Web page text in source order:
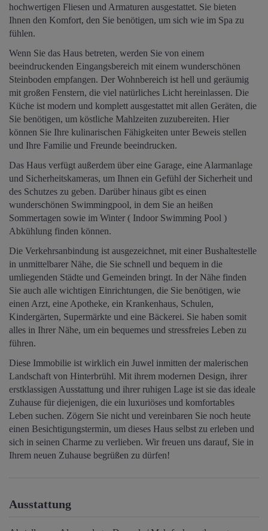
hochwertigen Fliesen und Armaturen ausgestattet. Sie bieten
Ihnen den Komfort, den Sie benötigen, um sich wie im Spa zu
fühlen.
Wenn Sie das Haus betreten, werden Sie von einem
beeindruckenden Eingangsbereich mit einem wunderschönen
Steinboden empfangen. Der Wohnbereich ist hell und geräumig
mit großen Fenstern, die viel natürliches Licht hereinlassen. Die
Küche ist modern und komplett ausgestattet mit allen Geräten, die
Sie benötigen, um köstliche Mahlzeiten zuzubereiten. Hier
können Sie Ihre kulinarischen Fähigkeiten unter Beweis stellen
und Ihre Familie und Freunde beeindrucken.
Das Haus verfügt außerdem über eine Garage, eine Alarmanlage
und Sicherheitskameras, um Ihnen ein Gefühl der Sicherheit und
des Schutzes zu geben. Darüber hinaus gibt es einen
wunderschönen Swimmingpool, in dem Sie an heißen
Sommertagen sowie im Winter ( Indoor Swimming Pool )
Abkühlung finden können.
Die Verkehrsanbindung ist ausgezeichnet, mit einer Bushaltestelle
in unmittelbarer Nähe, die Sie schnell und bequem in die
umliegenden Städte und Gemeinden bringt. In der Nähe finden
Sie auch alle wichtigen Einrichtungen, die Sie benötigen, wie
einen Arzt, eine Apotheke, ein Krankenhaus, Schulen,
Kindergärten, Supermärkte und eine Bäckerei. Sie haben somit
alles in Ihrer Nähe, um ein bequemes und stressfreies Leben zu
führen.
Diese Immobilie ist wirklich ein Juwel inmitten der malerischen
Landschaft von Hinterbrühl. Mit ihrem modernen Design, ihrer
erstklassigen Ausstattung und ihrer ruhigen Lage ist sie das ideale
Zuhause für diejenigen, die ein luxuriöses und komfortables
Leben suchen. Zögern Sie nicht und vereinbaren Sie noch heute
einen Besichtigungstermin, um dieses Haus selbst zu erleben und
sich in seinen Charme zu verlieben. Wir freuen uns darauf, Sie in
Ihrem neuen Zuhause begrüßen zu dürfen!
Ausstattung